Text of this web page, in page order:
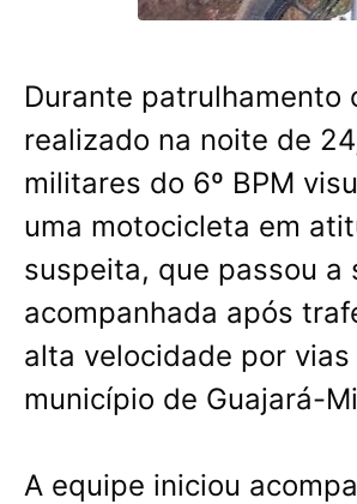
Durante patrulhamento
realizado na noite de
militares do 6º BPM
uma motocicleta em
suspeita, que passou a
acompanhada após
alta velocidade por
município de Guajará-
A equipe iniciou